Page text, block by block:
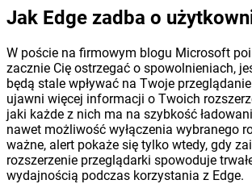
Jak Edge zadba o
W poście na firmowym blogu Microsoft
zacznie Cię ostrzegać o spowolnieniach,
będą stale wpływać na Twoje
ujawni więcej informacji o Twoich
jaki każde z nich ma na szybkość
nawet możliwość wyłączenia wybranego
ważne, alert pokaże się tylko wtedy, gdy
rozszerzenie przeglądarki spowoduje
wydajnością podczas korzystania z Edge.